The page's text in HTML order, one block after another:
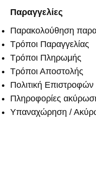
Παραγγελίες
Παρακολούθηση
Τρόποι Παραγγελίας
Τρόποι Πληρωμής
Τρόποι Αποστολής
Πολιτική Επιστροφών
Πληροφορίες
Υπαναχώρηση /